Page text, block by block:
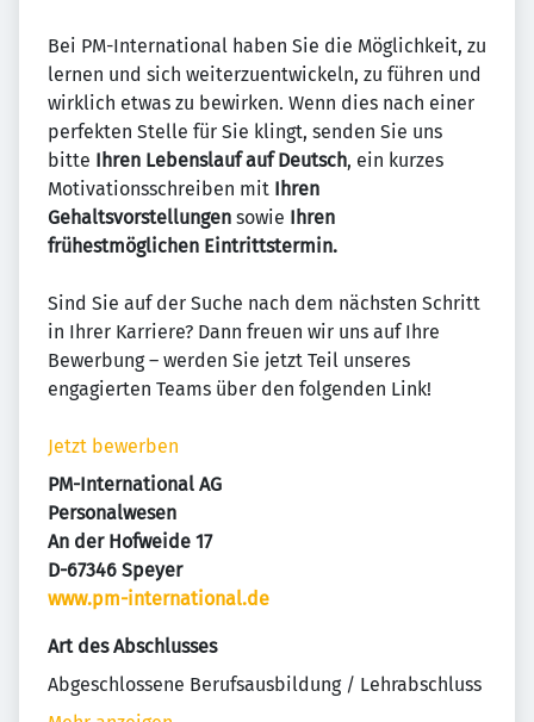
Bei PM-International haben Sie die Möglichkeit, zu
lernen und sich weiterzuentwickeln, zu führen und
wirklich etwas zu bewirken. Wenn dies nach einer
perfekten Stelle für Sie klingt, senden Sie uns
bitte Ihren Lebenslauf auf Deutsch, ein kurzes
Motivationsschreiben mit Ihren
Gehaltsvorstellungen sowie Ihren
frühestmöglichen Eintrittstermin.
Sind Sie auf der Suche nach dem nächsten Schritt
in Ihrer Karriere? Dann freuen wir uns auf Ihre
Bewerbung – werden Sie jetzt Teil unseres
engagierten Teams über den folgenden Link!
Jetzt bewerben
PM-International AG
Personalwesen
An der Hofweide 17
D-67346 Speyer
www.pm-international.de
Art des Abschlusses
Abgeschlossene Berufsausbildung / Lehrabschluss